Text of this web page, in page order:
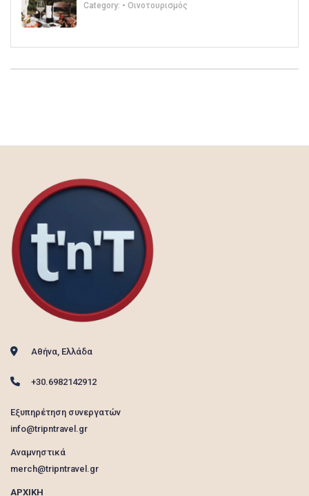
Category: • Οινοτουρισμός
Αθήνα, Ελλάδα
+30.6982142912
Εξυπηρέτηση συνεργατών
info@tripntravel.gr
Αναμνηστικά
merch@tripntravel.gr
ΑΡΧΙΚΗ